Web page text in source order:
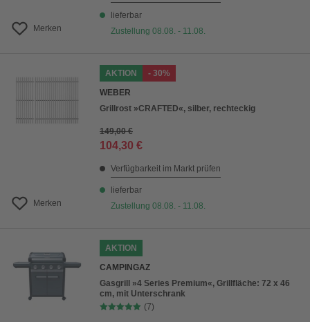
Merken
lieferbar
Zustellung 08.08. - 11.08.
Merken
AKTION
- 30%
WEBER
Grillrost »CRAFTED«, silber, rechteckig
149,00 €
104,30 €
Verfügbarkeit im Markt prüfen
lieferbar
Zustellung 08.08. - 11.08.
AKTION
CAMPINGAZ
Gasgrill »4 Series Premium«, Grillfläche: 72 x 46
cm, mit Unterschrank
(7)